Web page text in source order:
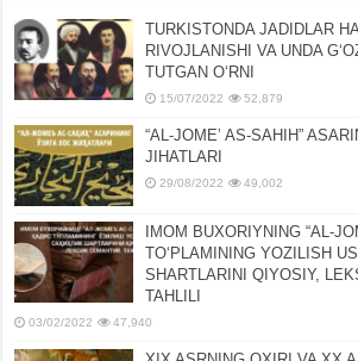
TURKISTONDA JADIDLAR
RIVOJLANISHI VA UNDA
TUTGAN OʻRNI
15/07/2022 52,879
“AL-JOMEʼ AS-SAHIH”
JIHATLARI
29/08/2022 49,002
IMOM BUXORIYNING “AL-
TOʻPLAMINING YOZILISH
SHARTLARINI QIYOSIY,
TAHLILI
03/02/2022 47,940